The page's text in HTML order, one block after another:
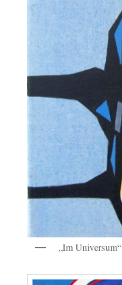
„Im Universum“